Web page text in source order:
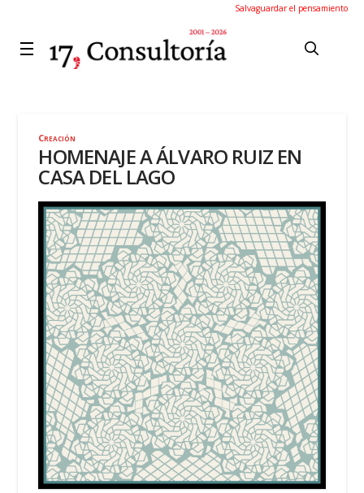
Salvaguardar el pensamiento
Creación
HOMENAJE A ÁLVARO RUIZ EN
CASA DEL LAGO